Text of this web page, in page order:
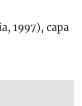
1997), capa